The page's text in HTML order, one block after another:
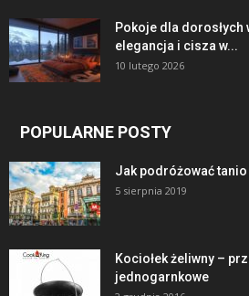
Pokoje dla dorosłych
elegancja i cisza w...
10 lutego 2026
POPULARNE POSTY
Jak podróżować
5 sierpnia 2019
Kociołek żeliwny –
jednogarnkowe